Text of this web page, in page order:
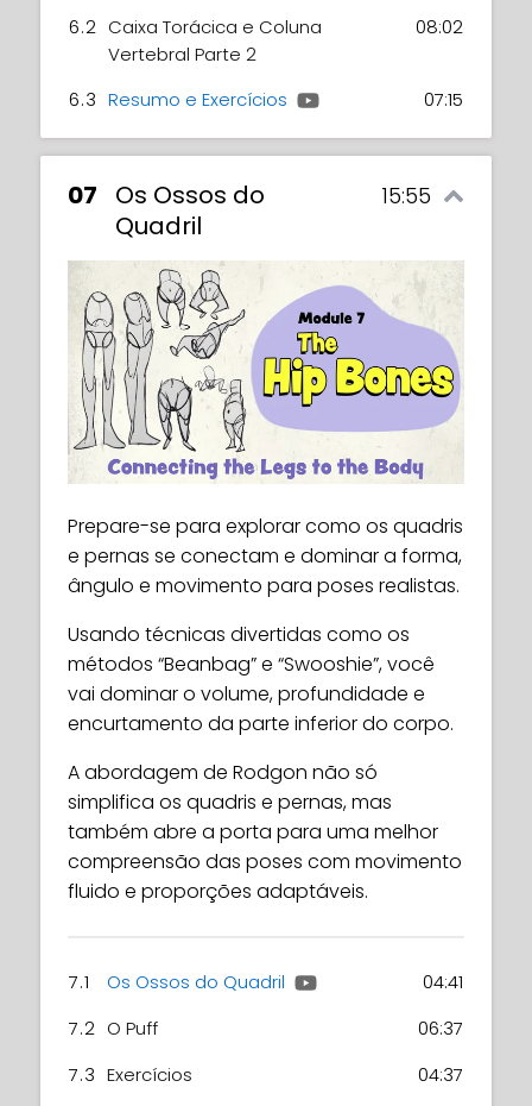
6.2 Caixa Torácica e Coluna
Vertebral Parte 2
08:02
6.3 Resumo e Exercícios 07:15
07
Os Ossos do
Quadril
15:55
Prepare-se para explorar como os quadris
e pernas se conectam e dominar a forma,
ângulo e movimento para poses realistas.
Usando técnicas divertidas como os
métodos “Beanbag” e “Swooshie”, você
vai dominar o volume, profundidade e
encurtamento da parte inferior do corpo.
A abordagem de Rodgon não só
simplifica os quadris e pernas, mas
também abre a porta para uma melhor
compreensão das poses com movimento
fluido e proporções adaptáveis.
7.1 Os Ossos do Quadril
04:41
7.2 O Puff
06:37
7.3 Exercícios 04:37